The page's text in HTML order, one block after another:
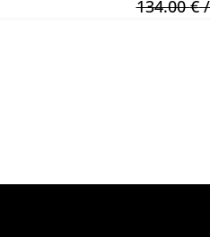
134.00€/